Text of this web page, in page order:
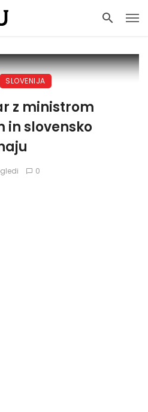
SLOVENIJA
z ministrom
in slovensko
0